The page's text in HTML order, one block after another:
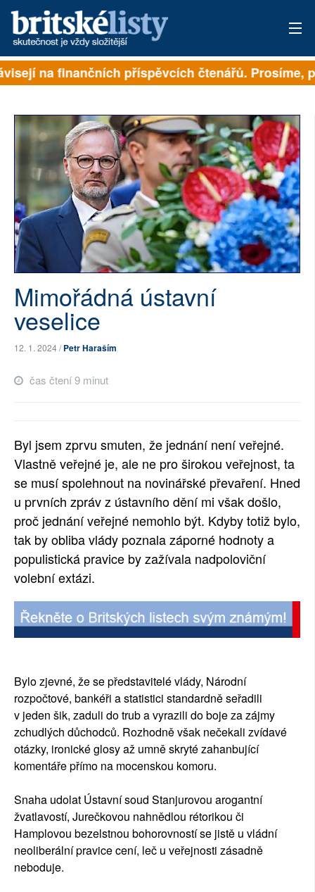
PŘIHLÁSIT
ARCHIV
ROZHOVORY
TÉMATA
NEJČTENĚJŠÍ ZA 7 DNÍ
AUTOŘI
PŘÍSPĚVKY NA PROVOZ
SOCIÁLNÍ SÍTĚ
na finančních příspěvcích čtenářů. Prosíme,
Mimořádná ústavní
veselice
12. 1. 2024 /Petr Haraším
čas čtení 9 minut
Byl jsem zprvu smuten, že jednání není veřejné.
Vlastně veřejné je, ale ne pro širokou veřejnost, ta
se musí spolehnout na novinářské převaření. Hned
u prvních zpráv z ústavního dění mi však došlo,
proč jednání veřejné nemohlo být. Kdyby totiž bylo,
tak by obliba vlády poznala záporné hodnoty a
populistická pravice by zažívala nadpoloviční
volební extázi.
Bylo zjevné, že se představitelé vlády, Národní
rozpočtové, bankéři a statistici standardně seřadili
v jeden šik, zaduli do trub a vyrazili do boje za zájmy
zchudlých důchodců. Rozhodně však nečekali zvídavé
otázky, ironické glosy až umně skryté zahanbující
komentáře přímo na mocenskou komoru.
Snaha udolat Ústavní soud Stanjurovou arogantní
žvatlavostí, Jurečkovou nahnědlou rétorikou či
Hamplovou bezelstnou bohorovností se jistě u vládní
neoliberální pravice cení, leč u veřejnosti zásadně
neboduje.